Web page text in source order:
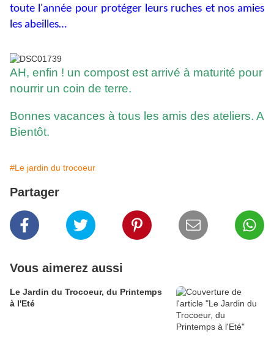
toute l'année pour protéger leurs ruches et nos amies
les abeilles…
AH, enfin ! un compost est arrivé à maturité pour
nourrir un coin de terre.
Bonnes vacances à tous les amis des ateliers. A
Bientôt.
#Le jardin du trocoeur
Partager
Vous aimerez aussi
Le Jardin du Trocoeur, du Printemps
à l'Eté